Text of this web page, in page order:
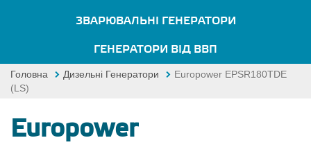
ЗВАРЮВАЛЬНІ ГЕНЕРАТОРИ
ГЕНЕРАТОРИ ВІД ВВП
Головна Дизельні Генератори
Europower EPSR180TDE
(LS)
Europower